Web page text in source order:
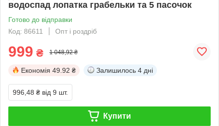
водоспад лопатка грабельки та 5 пасочок
Готово до відправки
Код: 86611
Опт і роздріб
999 ₴ 1 048,92 ₴
Економія 49.92 ₴ Залишилось 4 дні
996,48 ₴ від 9 шт.
Купити